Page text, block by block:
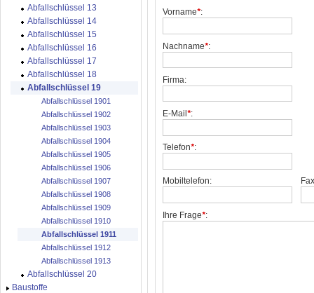
Vorname*:
Nachname*:
Firma:
E-Mail *:
Telefon*:
Mobiltelefon:
Ihre Frage*:
Abfallschlüssel 13
Abfallschlüssel 14
Abfallschlüssel 15
Abfallschlüssel 16
Abfallschlüssel 17
Abfallschlüssel 18
Abfallschlüssel 19
Abfallschlüssel 1901
Abfallschlüssel 1902
Abfallschlüssel 1903
Abfallschlüssel 1904
Abfallschlüssel 1905
Abfallschlüssel 1906
Abfallschlüssel 1907
Abfallschlüssel 1908
Abfallschlüssel 1909
Abfallschlüssel 1910
Abfallschlüssel 1911
Abfallschlüssel 1912
Abfallschlüssel 1913
Abfallschlüssel 20
Baustoffe